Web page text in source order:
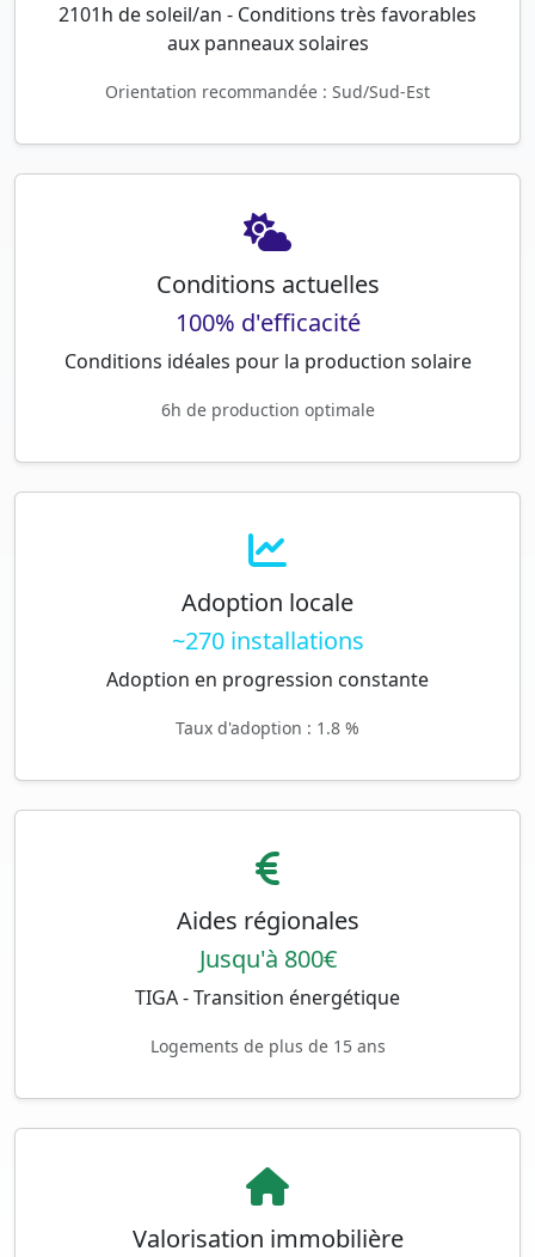
2101h de soleil/an - Conditions très favorables
aux panneaux solaires
Orientation recommandée : Sud/Sud-Est
Conditions actuelles
100% d'efficacité
Conditions idéales pour la production solaire
6h de production optimale
Adoption locale
~270 installations
Adoption en progression constante
Taux d'adoption : 1.8 %
Aides régionales
Jusqu'à 800€
TIGA - Transition énergétique
Logements de plus de 15 ans
Valorisation immobilière